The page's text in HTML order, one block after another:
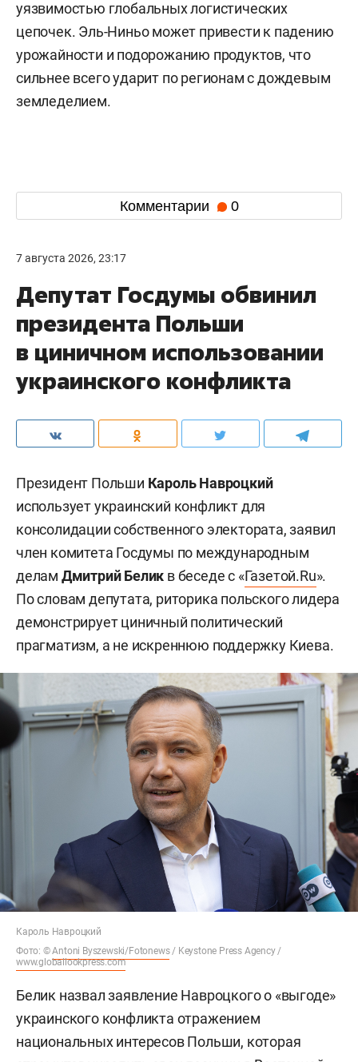
уязвимостью глобальных логистических
цепочек. Эль-Ниньо может привести к падению
урожайности и подорожанию продуктов, что
сильнее всего ударит по регионам с дождевым
земледелием.
Комментарии 0
7 августа 2026, 23:17
Депутат Госдумы обвинил
президента Польши
в циничном использовании
украинского конфликта
Президент Польши Кароль Навроцкий
использует украинский конфликт для
консолидации собственного электората, заявил
член комитета Госдумы по международным
делам Дмитрий Белик в беседе с «Газетой.Ru».
По словам депутата, риторика польского лидера
демонстрирует циничный политический
прагматизм, а не искреннюю поддержку Киева.
Кароль Навроцкий
Фото: ©Antoni Byszewski/Fotonews/ Keystone Press Agency /
www.globallookpress.com
Белик назвал заявление Навроцкого о «выгоде»
украинского конфликта отражением
национальных интересов Польши, которая